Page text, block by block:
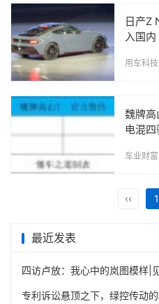
日产Z
入国内
用车科技
魏牌高
电混四
车业财富
‹‹ 1
最近发表
四访卢放：我心中的岚图模样|
专利诉讼悬顶之下，绿控传动